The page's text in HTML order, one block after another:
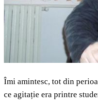
Îmi amintesc, tot din
ce agitație era printre